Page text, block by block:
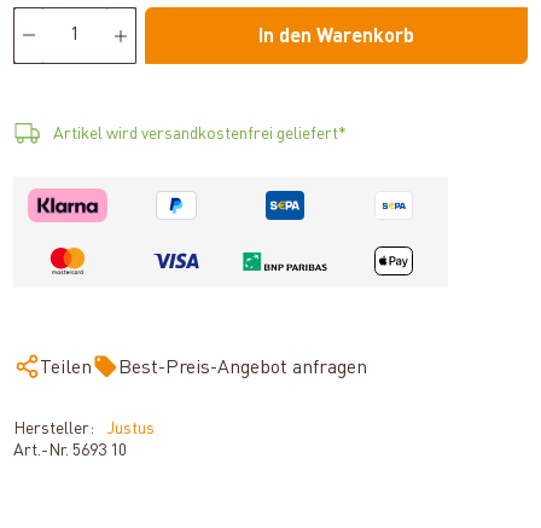
In den Warenkorb
Artikel wird versandkostenfrei geliefert*
Teilen Best-Preis-Angebot anfragen
Hersteller:
Justus
Art.-Nr.5693 10